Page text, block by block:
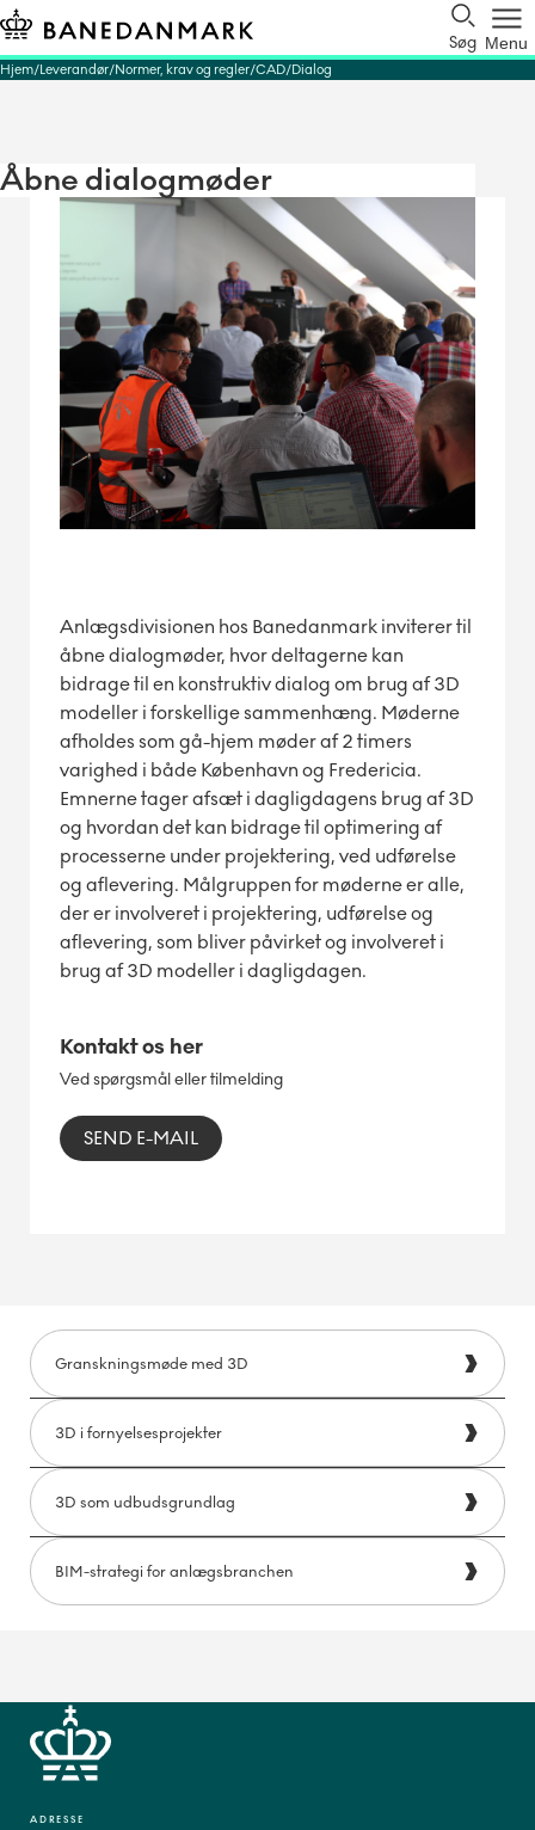
Søg Menu
Hjem Leverandør Normer, krav og regler CAD Dialog
Åbne dialogmøder
Anlægsdivisionen hos Banedanmark inviterer til
åbne dialogmøder, hvor deltagerne kan
bidrage til en konstruktiv dialog om brug af 3D
modeller i forskellige sammenhæng. Møderne
afholdes som gå-hjem møder af 2 timers
varighed i både København og Fredericia.
Emnerne tager afsæt i dagligdagens brug af 3D
og hvordan det kan bidrage til optimering af
processerne under projektering, ved udførelse
og aflevering. Målgruppen for møderne er alle,
der er involveret i projektering, udførelse og
aflevering, som bliver påvirket og involveret i
brug af 3D modeller i dagligdagen.
Kontakt os her
Ved spørgsmål eller tilmelding
SEND E-MAIL
Granskningsmøde med 3D
3D i fornyelsesprojekter
3D som udbudsgrundlag
BIM-strategi for anlægsbranchen
ADRESSE